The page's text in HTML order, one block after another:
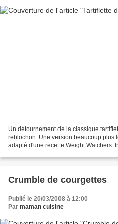
Un détournement de la classique
reblochon. Une version beaucoup plus
adapté d'une recette Weight Watchers.
Crumble de courgettes
Publié le 20/03/2008 à 12:00
Par maman cuisine